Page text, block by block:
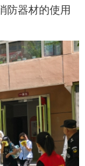
防器材的使用